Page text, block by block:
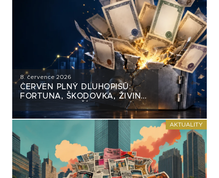
8. července 2026
ČERVEN PLNÝ DLUHOPISŮ:
FORTUNA, ŠKODOVKA, ŽIVINA
A MNOHO DALŠÍCH
AKTUALITY